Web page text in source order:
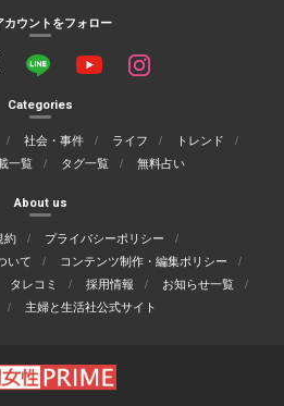
カウントをフォロー
Categories
社会・事件 ライフ
トレンド
一覧 タグ一覧 無料占い
About us
約
プライバシーポリシー
いて
コンテンツ制作・編集ポリシー
タレコミ 採用情報
お知らせ一覧
主婦と生活社公式サイト